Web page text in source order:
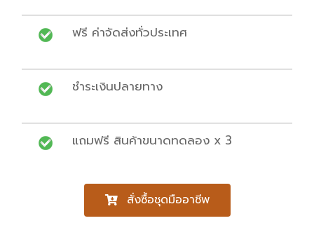
ฟรี ค่าจัดส่งทั่วประเทศ
ชำระเงินปลายทาง
แถมฟรี สินค้าขนาดทดลอง x 3
สั่งซื้อชุดมืออาชีพ